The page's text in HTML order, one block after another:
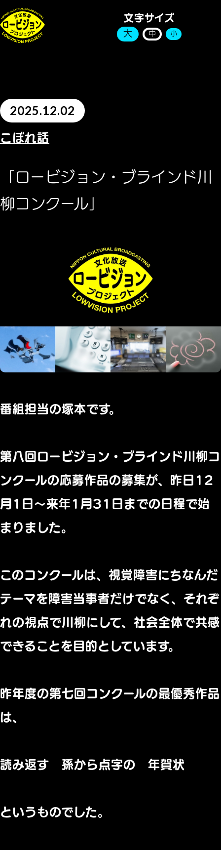
文字サイズ
大 中 小
2025.12.02
こぼれ話
「ロービジョン・ブラインド川
柳コンクール」
番組担当の塚本です。
第八回ロービジョン・ブラインド川柳コ
ンクールの応募作品の募集が、昨日12
月1日～来年1月31日までの日程で始
まりました。
このコンクールは、視覚障害にちなんだ
テーマを障害当事者だけでなく、それぞ
れの視点で川柳にして、社会全体で共感
できることを目的としています。
昨年度の第七回コンクールの最優秀作品
は、
読み返す 孫から点字の 年賀状
というものでした。